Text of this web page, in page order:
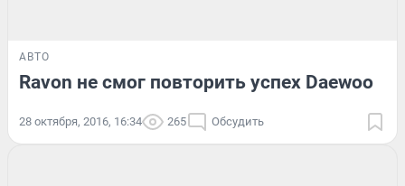
АВТО
Ravon не смог повторить успех Daewoo
28 октября, 2016, 16:34 265 Обсудить